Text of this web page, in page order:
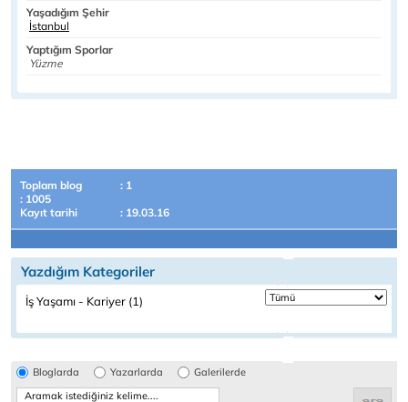
Yaşadığım Şehir
İstanbul
Yaptığım Sporlar
Yüzme
Toplam blog
: 1
: 1005
Kayıt tarihi
: 19.03.16
Yazdığım Kategoriler
İş Yaşamı - Kariyer (1)
Bloglarda Yazarlarda Galerilerde